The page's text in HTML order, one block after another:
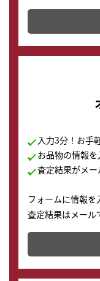
テムです。
配送でも簡単&安
す。
入力3分！お手
お品物の情報
査定結果がメ
フォームに情報を
査定結果はメール
かります。